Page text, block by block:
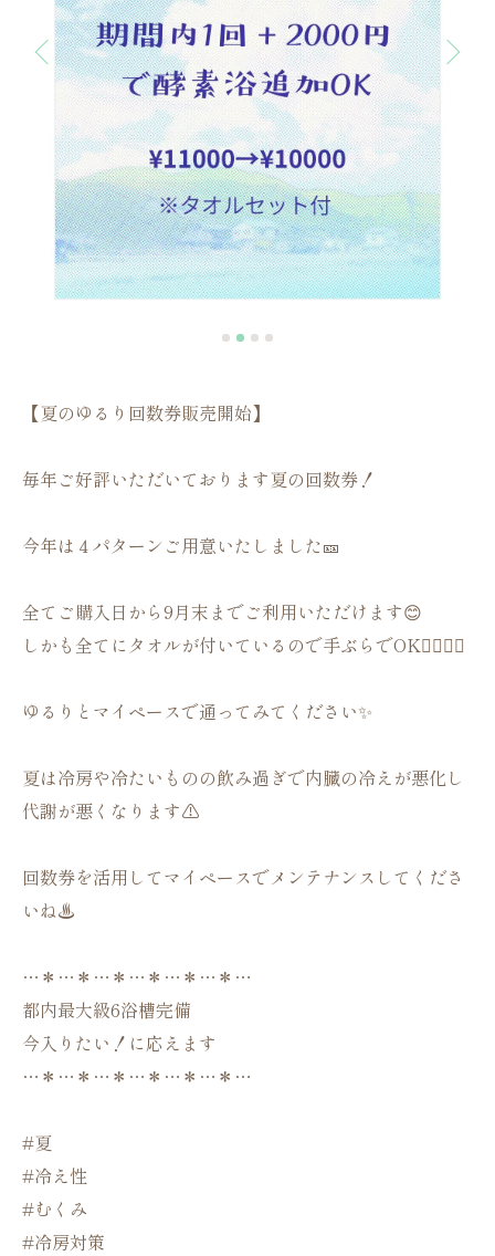
【夏のゆるり回数券販売開始】
毎年ご好評いただいております夏の回数券！
今年は４パターンご用意いたしました🎫
全てご購入日から9月末までご利用いただけます😊
しかも全てにタオルが付いているので手ぶらでOK🙆‍♀️🙆‍♂️
ゆるりとマイペースで通ってみてください✨
夏は冷房や冷たいものの飲み過ぎで内臓の冷えが悪化し
代謝が悪くなります⚠️
回数券を活用してマイペースでメンテナンスしてくださ
いね♨️
…＊…＊…＊…＊…＊…＊…
都内最大級6浴槽完備
今入りたい！に応えます
…＊…＊…＊…＊…＊…＊…
#夏
#冷え性
#むくみ
#冷房対策